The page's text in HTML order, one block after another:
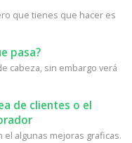
que tienes que hacer es
pasa?
cabeza, sin embargo verá
de clientes o el
algunas mejoras graficas.